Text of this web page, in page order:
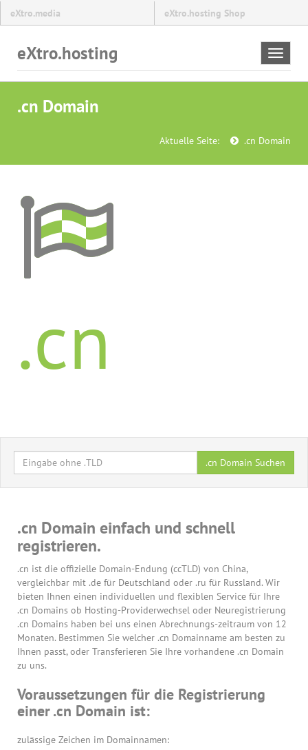
eXtro.media eXtro.hosting Shop
Toggle
eXtro.hosting
.cn Domain
Aktuelle Seite: .cn Domain
.cn
.cn Domain Suchen
.cn Domain einfach und schnell
registrieren.
.cn ist die offizielle Domain-Endung (ccTLD) von China,
vergleichbar mit .de für Deutschland oder .ru für Russland. Wir
bieten Ihnen einen individuellen und flexiblen Service für Ihre
.cn Domains ob Hosting-Providerwechsel oder Neuregistrierung
.cn Domains haben bei uns einen Abrechnungs-zeitraum von 12
Monaten. Bestimmen Sie welcher .cn Domainname am besten zu
Ihnen passt, oder Transferieren Sie Ihre vorhandene .cn Domain
zu uns.
Voraussetzungen für die Registrierung
einer .cn Domain ist:
zulässige Zeichen im Domainnamen: